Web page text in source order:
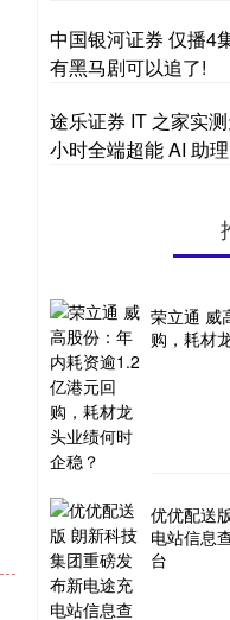
中国银河证券 仅播4
有黑马剧可以追了!
途乐证券 IT 之家实
小时全端超能 AI 助理
荣立通 威
购，耗材
优优配送
电站信息
台